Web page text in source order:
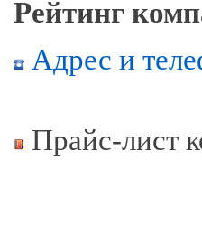
Рейтинг
Адрес и
Прайс-лист